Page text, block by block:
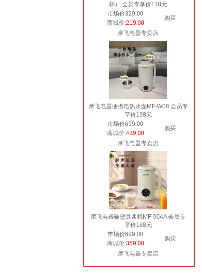
杯） 会员专享价118元
市场价329.00
购买
商城价:219.00
摩飞电器专卖店
摩飞电器便携电热水壶MF-W08 会员专
享价198元
市场价699.00
购买
商城价:439.00
摩飞电器专卖店
摩飞电器破壁豆浆机MF-004A 会员专
享价168元
市场价699.00
购买
商城价:359.00
摩飞电器专卖店